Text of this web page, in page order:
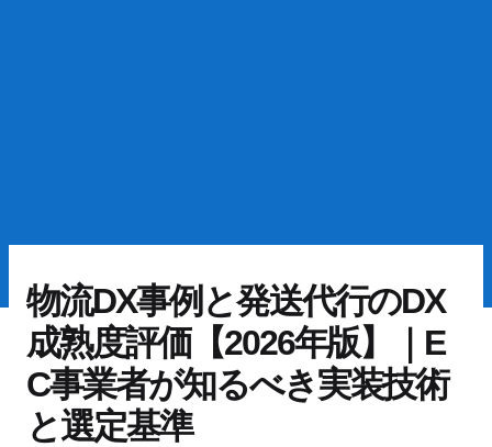
物流DX事例と発送代行のDX
成熟度評価【2026年版】｜E
C事業者が知るべき実装技術
と選定基準